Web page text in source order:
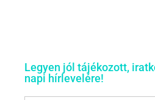
Legyen jól tájékozott,
napi hírlevelére!